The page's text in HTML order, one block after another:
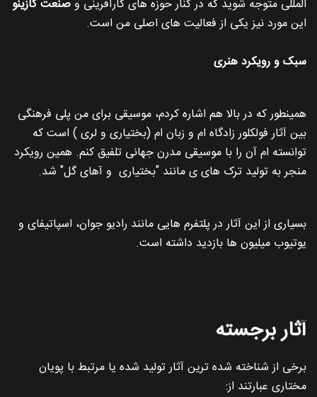
المللی متوجه شوید که در کنار حوزه های کارآفرینی وصنعت کازینو
این مورد نیز یکی از فعالیت های اصلی من است.
سبک و رویکرد هنری
همینطور که در بالا هم اشاره کردم، موسیقی برای من پلی فرهنگی
بین آثار فولکلور زادگاه ام و زبان ام (بختیاری و لری ) است که
توانسته ام آن را با موسیقی مدرن جهانی تلفیق کنم. همین رویکرد
منجر به تولید ترک های ی مانند "بختیاری و آهای گل" شد.
بسیاری از این آثار در پلتفرم هایی مانند رادیو جوان، اسپاتیفای و
یوتیوب میلیون ها بازدید داشته است.
آثار برجسته
برخی از شناخته‌ شده‌ ترین آثار تولید شده یا مرتبط با پویان
مختاری عبارتند از: